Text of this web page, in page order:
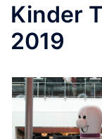
Kinder
2019